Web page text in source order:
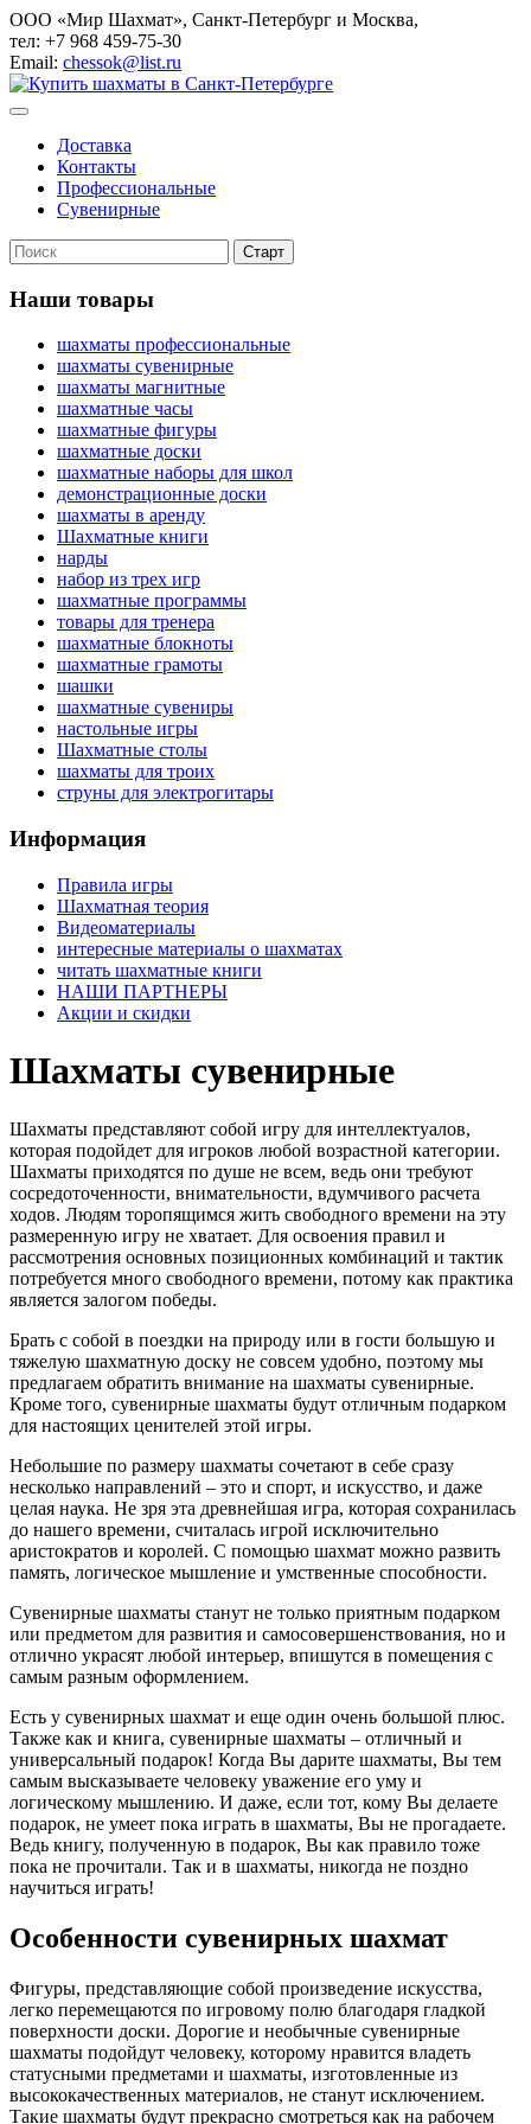
ООО «Мир Шахмат», Санкт-Петербург и Москва,
тел: +7 968 459-75-30
Email: chessok@list.ru
Доставка
Контакты
Профессиональные
Сувенирные
Наши товары
шахматы профессиональные
шахматы сувенирные
шахматы магнитные
шахматные часы
шахматные фигуры
шахматные доски
шахматные наборы для школ
демонстрационные доски
шахматы в аренду
Шахматные книги
нарды
набор из трех игр
шахматные программы
товары для тренера
шахматные блокноты
шахматные грамоты
шашки
шахматные сувениры
настольные игры
Шахматные столы
шахматы для троих
струны для электрогитары
Информация
Правила игры
Шахматная теория
Видеоматериалы
интересные материалы о шахматах
читать шахматные книги
НАШИ ПАРТНЕРЫ
Акции и скидки
Шахматы сувенирные
Шахматы представляют собой игру для интеллектуалов,
которая подойдет для игроков любой возрастной категории.
Шахматы приходятся по душе не всем, ведь они требуют
сосредоточенности, внимательности, вдумчивого расчета
ходов. Людям торопящимся жить свободного времени на эту
размеренную игру не хватает. Для освоения правил и
рассмотрения основных позиционных комбинаций и тактик
потребуется много свободного времени, потому как практика
является залогом победы.
Брать с собой в поездки на природу или в гости большую и
тяжелую шахматную доску не совсем удобно, поэтому мы
предлагаем обратить внимание на шахматы сувенирные.
Кроме того, сувенирные шахматы будут отличным подарком
для настоящих ценителей этой игры.
Небольшие по размеру шахматы сочетают в себе сразу
несколько направлений – это и спорт, и искусство, и даже
целая наука. Не зря эта древнейшая игра, которая сохранилась
до нашего времени, считалась игрой исключительно
аристократов и королей. С помощью шахмат можно развить
память, логическое мышление и умственные способности.
Сувенирные шахматы станут не только приятным подарком
или предметом для развития и самосовершенствования, но и
отлично украсят любой интерьер, впишутся в помещения с
самым разным оформлением.
Есть у сувенирных шахмат и еще один очень большой плюс.
Также как и книга, сувенирные шахматы – отличный и
универсальный подарок! Когда Вы дарите шахматы, Вы тем
самым высказываете человеку уважение его уму и
логическому мышлению. И даже, если тот, кому Вы делаете
подарок, не умеет пока играть в шахматы, Вы не прогадаете.
Ведь книгу, полученную в подарок, Вы как правило тоже
пока не прочитали. Так и в шахматы, никогда не поздно
научиться играть!
Особенности сувенирных шахмат
Фигуры, представляющие собой произведение искусства,
легко перемещаются по игровому полю благодаря гладкой
поверхности доски. Дорогие и необычные сувенирные
шахматы подойдут человеку, которому нравится владеть
статусными предметами и шахматы, изготовленные из
высококачественных материалов, не станут исключением.
Такие шахматы будут прекрасно смотреться как на рабочем